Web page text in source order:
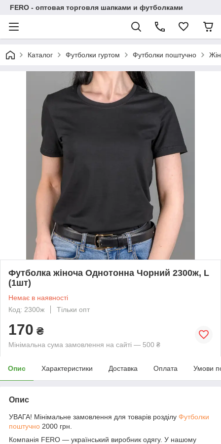
FERO - оптовая торговля шапками и футболками
Каталог Футболки гуртом Футболки поштучно
Футболка жіноча Однотонна Чорний 2300ж, L
(1шт)
Немає в наявності
Код: 2300ж
Тільки опт
170 ₴
Мінімальна сума замовлення на сайті — 500 ₴
Опис Характеристики Доставка Оплата Умови
Опис
УВАГА! Мінімальне замовлення для товарів розділу Футболки
поштучно 2000 грн.
Компанія FERO — український виробник одягу. У нашому